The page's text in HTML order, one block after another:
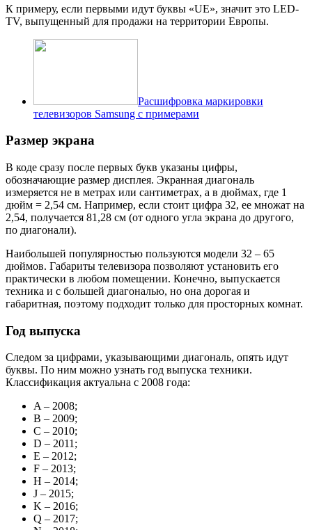
К примеру, если первыми идут буквы «UE», значит это LED-
TV, выпущенный для продажи на территории Европы.
Расшифровка маркировки
телевизоров Samsung с примерами
Размер экрана
В коде сразу после первых букв указаны цифры,
обозначающие размер дисплея. Экранная диагональ
измеряется не в метрах или сантиметрах, а в дюймах, где 1
дюйм = 2,54 см. Например, если стоит цифра 32, ее множат на
2,54, получается 81,28 см (от одного угла экрана до другого,
по диагонали).
Наибольшей популярностью пользуются модели 32 – 65
дюймов. Габариты телевизора позволяют установить его
практически в любом помещении. Конечно, выпускается
техника и с большей диагональю, но она дорогая и
габаритная, поэтому подходит только для просторных комнат.
Год выпуска
Следом за цифрами, указывающими диагональ, опять идут
буквы. По ним можно узнать год выпуска техники.
Классификация актуальна с 2008 года:
A – 2008;
B – 2009;
C – 2010;
D – 2011;
E – 2012;
F – 2013;
H – 2014;
J – 2015;
K – 2016;
Q – 2017;